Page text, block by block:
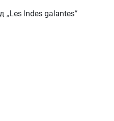
„Les Indes galantes“